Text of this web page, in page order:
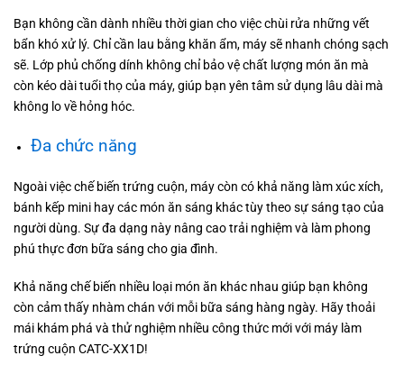
Bạn không cần dành nhiều thời gian cho việc chùi rửa những vết
bẩn khó xử lý. Chỉ cần lau bằng khăn ẩm, máy sẽ nhanh chóng sạch
sẽ. Lớp phủ chống dính không chỉ bảo vệ chất lượng món ăn mà
còn kéo dài tuổi thọ của máy, giúp bạn yên tâm sử dụng lâu dài mà
không lo về hỏng hóc.
Đa chức năng
Ngoài việc chế biến trứng cuộn, máy còn có khả năng làm xúc xích,
bánh kếp mini hay các món ăn sáng khác tùy theo sự sáng tạo của
người dùng. Sự đa dạng này nâng cao trải nghiệm và làm phong
phú thực đơn bữa sáng cho gia đình.
Khả năng chế biến nhiều loại món ăn khác nhau giúp bạn không
còn cảm thấy nhàm chán với mỗi bữa sáng hàng ngày. Hãy thoải
mái khám phá và thử nghiệm nhiều công thức mới với máy làm
trứng cuộn CATC-XX1D!